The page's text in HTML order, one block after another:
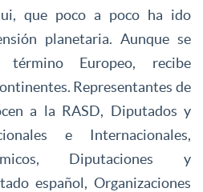
que poco a poco ha ido
planetaria. Aunque se
Europeo, recibe
Representantes de
a la RASD, Diputados y
e Internacionales,
Diputaciones y
español, Organizaciones